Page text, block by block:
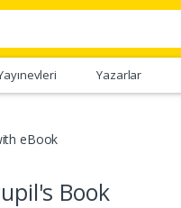
Yazarlar
eBook
Book